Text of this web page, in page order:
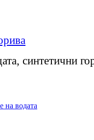
синтетични
на водата